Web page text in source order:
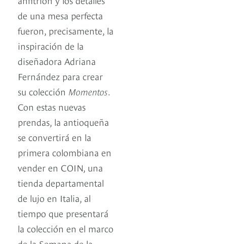
de una mesa perfecta
fueron, precisamente, la
inspiración de la
diseñadora Adriana
Fernández para crear
su colección Momentos.
Con estas nuevas
prendas, la antioqueña
se convertirá en la
primera colombiana en
vender en COIN, una
tienda departamental
de lujo en Italia, al
tiempo que presentará
la colección en el marco